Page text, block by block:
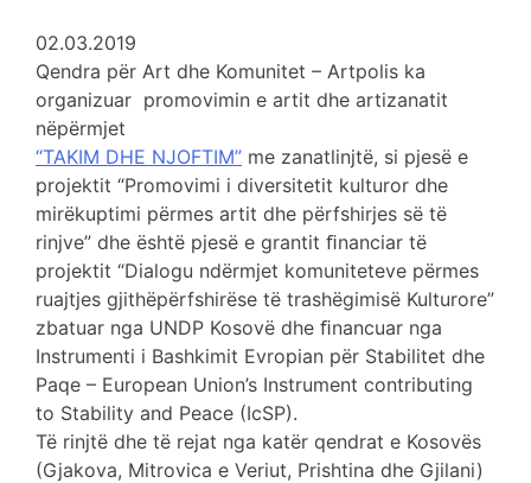
02.03.2019
Qendra për Art dhe Komunitet – Artpolis ka
organizuar promovimin e artit dhe artizanatit
nëpërmjet
“TAKIM DHE NJOFTIM” me zanatlinjtë, si pjesë e
projektit “Promovimi i diversitetit kulturor dhe
mirëkuptimi përmes artit dhe përfshirjes së të
rinjve” dhe është pjesë e grantit ﬁnanciar të
projektit “Dialogu ndërmjet komuniteteve përmes
ruajtjes gjithëpërfshirëse të trashëgimisë Kulturore”
zbatuar nga UNDP Kosovë dhe ﬁnancuar nga
Instrumenti i Bashkimit Evropian për Stabilitet dhe
Paqe – European Union’s Instrument contributing
to Stability and Peace (IcSP).
Të rinjtë dhe të rejat nga katër qendrat e Kosovës
(Gjakova, Mitrovica e Veriut, Prishtina dhe Gjilani)